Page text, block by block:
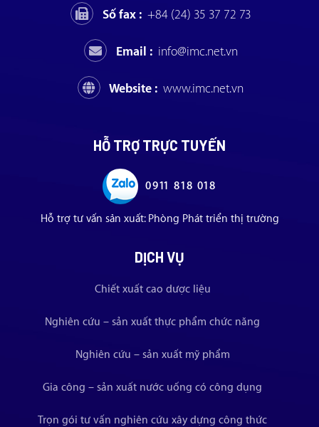
Số fax : +84 (24) 35 37 72 73
Email : info@imc.net.vn
Website : www.imc.net.vn
HỖ TRỢ TRỰC TUYẾN
0911 818 018
Hỗ trợ tư vấn sản xuất: Phòng Phát triển thị trường
DỊCH VỤ
Chiết xuất cao dược liệu
Nghiên cứu – sản xuất thực phẩm chức năng
Nghiên cứu – sản xuất mỹ phẩm
Gia công – sản xuất nước uống có công dụng
Trọn gói tư vấn nghiên cứu xây dựng công thức